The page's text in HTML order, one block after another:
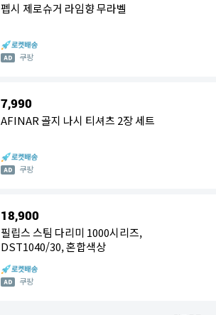
펩시 제로슈거 라임향 무라벨
쿠팡
7,990
AFINAR 골지 나시 티셔츠 2장 세트
쿠팡
18,900
필립스 스팀 다리미 1000시리즈,
DST1040/30, 혼합색상
쿠팡